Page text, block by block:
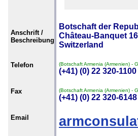
Anschrift /
Beschreibung
Botschaft der
Château-Banquet
Switzerland
Telefon (Botschaft Armenia (Armenien) -
(+41) (0) 22 320-1100
Fax (Botschaft Armenia (Armenien) -
(+41) (0) 22 320-6148
Email